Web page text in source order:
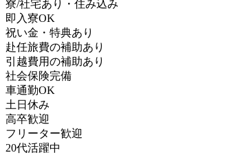
寮/社宅あり・住み込み
即入寮OK
祝い金・特典あり
赴任旅費の補助あり
引越費用の補助あり
社会保険完備
車通勤OK
土日休み
高卒歓迎
フリーター歓迎
20代活躍中